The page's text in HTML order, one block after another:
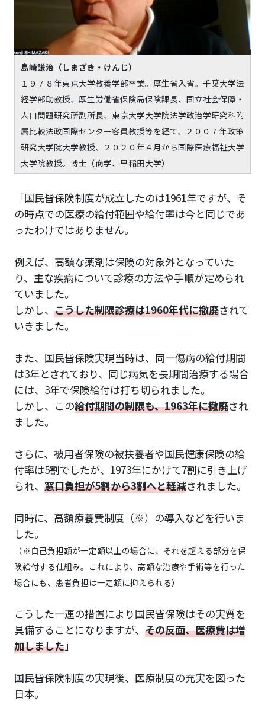
島崎謙治（しまざき・けんじ）
１９７８年東京大学教養学部卒業。厚生省入省。千葉大学法
経学部助教授、厚生労働省保険局保険課長、国立社会保障・
人口問題研究所副所長、東京大学大学院法学政治学研究科附
属比較法政国際センター客員教授等を経て、２００７年政策
研究大学院大学教授、２０２０年４月から国際医療福祉大学
大学院教授。博士（商学、早稲田大学）
「国民皆保険制度が成立したのは1961年ですが、そ
の時点での医療の給付範囲や給付率は今と同じであ
ったわけではありません。
例えば、高額な薬剤は保険の対象外となっていた
り、主な疾病について診療の方法や手順が定められ
ていました。
しかし、 こうした制限診療は1960年代に撤廃されて
いきました。
また、国民皆保険実現当時は、同一傷病の給付期間
は3年とされており、同じ病気を長期間治療する場合
には、3年で保険給付は打ち切られました。
しかし、この給付期間の制限も、1963年に撤廃され
ました。
さらに、被用者保険の被扶養者や国民健康保険の給
付率は5割でしたが、1973年にかけて7割に引き上げ
られ、 窓口負担が5割から3割へと軽減されました。
同時に、高額療養費制度（※）の導入などを行いま
した。
（※自己負担額が一定額以上の場合に、それを超える部分を保
険給付する仕組み。これにより、高額な治療や手術等を行った
場合にも、患者負担は一定額に抑えられる）
こうした一連の措置により国民皆保険はその実質を
具備することになりますが、 その反面、医療費は増
加しました」
国民皆保険制度の実現後、医療制度の充実を図った
日本。